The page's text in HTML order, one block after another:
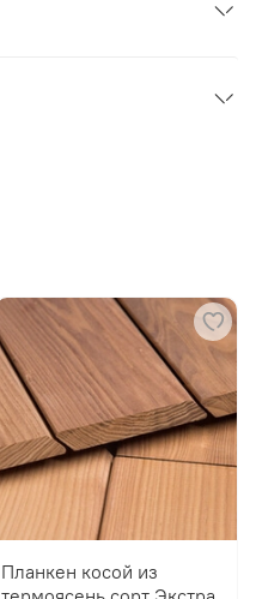
Планкен косой из